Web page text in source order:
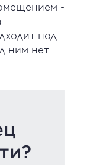
-
под
ним нет